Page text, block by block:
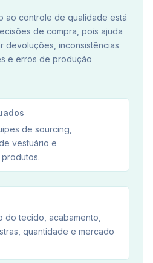
ao controle de qualidade está
de compra, pois ajuda
devoluções, inconsistências
e erros de produção
de sourcing,
vestuário e
tecido, acabamento,
quantidade e mercado